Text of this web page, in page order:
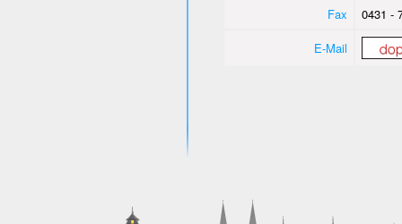
Fax
0431 -
E-Mail